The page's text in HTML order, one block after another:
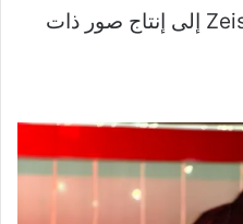
وضع الألوان الطبيعية في Zeiss إلى إنتاج صور ذات